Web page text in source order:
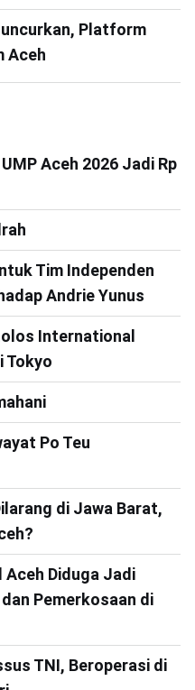
Platform
Aceh
Aceh 2026 Jadi Rp
Tim Independen
Andrie Yunus
International
Tokyo
Po Teu
di Jawa Barat,
Aceh Diduga Jadi
Pemerkosaan di
TNI, Beroperasi di